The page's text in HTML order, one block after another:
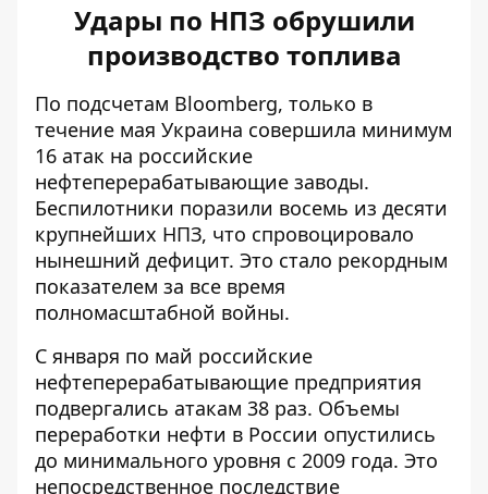
Удары по НПЗ обрушили
производство топлива
По подсчетам Bloomberg, только в
течение мая Украина совершила минимум
16 атак на российские
нефтеперерабатывающие заводы.
Беспилотники поразили восемь из десяти
крупнейших НПЗ, что спровоцировало
нынешний дефицит. Это стало рекордным
показателем за все время
полномасштабной войны.
С января по май российские
нефтеперерабатывающие предприятия
подвергались атакам 38 раз. Объемы
переработки нефти в России опустились
до минимального уровня с 2009 года. Это
непосредственное последствие